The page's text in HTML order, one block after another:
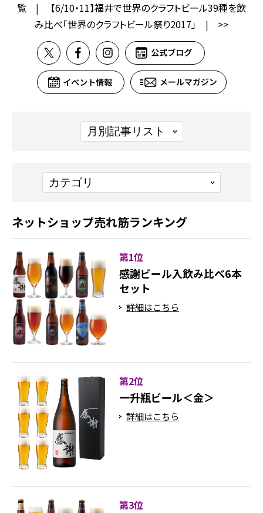
覧 |
【6/10・11】福井で世界のクラフトビール39種を飲
み比べ「世界のクラフトビール祭り2017」 | >>
ネットショップ売れ筋ランキング
第1位
感謝ビール入飲み比べ6本
セット
詳細はこちら
第2位
一升瓶ビール＜金＞
詳細はこちら
第3位